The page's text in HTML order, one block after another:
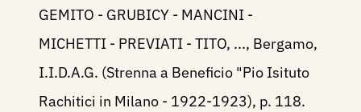
GEMITO - GRUBICY - MANCINI -
MICHETTI - PREVIATI - TITO, ..., Bergamo,
I.I.D.A.G. (Strenna a Beneficio "Pio Isituto
Rachitici in Milano - 1922-1923), p. 118.